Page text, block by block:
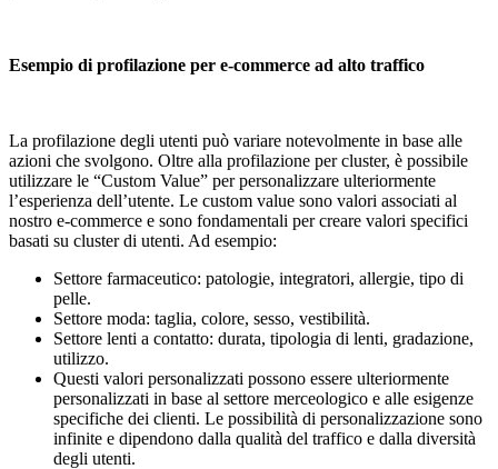
Esempio di profilazione per e-commerce ad alto traffico
La profilazione degli utenti può variare notevolmente in base alle
azioni che svolgono. Oltre alla profilazione per cluster, è possibile
utilizzare le “Custom Value” per personalizzare ulteriormente
l’esperienza dell’utente. Le custom value sono valori associati al
nostro e-commerce e sono fondamentali per creare valori specifici
basati su cluster di utenti. Ad esempio:
Settore farmaceutico: patologie, integratori, allergie, tipo di
pelle.
Settore moda: taglia, colore, sesso, vestibilità.
Settore lenti a contatto: durata, tipologia di lenti, gradazione,
utilizzo.
Questi valori personalizzati possono essere ulteriormente
personalizzati in base al settore merceologico e alle esigenze
specifiche dei clienti. Le possibilità di personalizzazione sono
infinite e dipendono dalla qualità del traffico e dalla diversità
degli utenti.